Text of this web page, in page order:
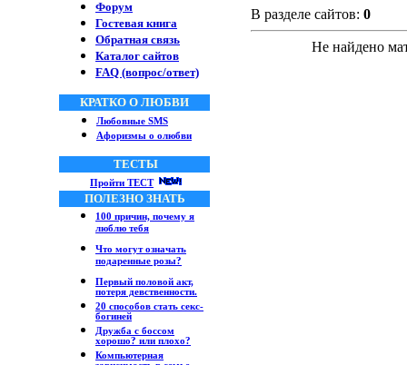
Форум
Гостевая книга
Обратная связь
Каталог сайтов
FAQ (вопрос/ответ)
КРАТКО О ЛЮБВИ
Любовные SMS
Афоризмы о олюбви
ТЕСТЫ
Пройти ТЕСТ
ПОЛЕЗНО ЗНАТЬ
100 причин, почему я
люблю тебя
Что могут означать
подаренные розы?
Первый половой акт,
потеря девственности.
20 способов стать секс-
богиней
Дружба с боссом
хорошо? или плохо?
Компьютерная
В разделе сайтов: 0
Не найдено